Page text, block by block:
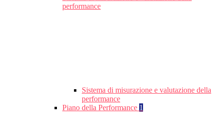
performance
Sistema di misurazione e valutazione della
performance
Piano della Performance 1